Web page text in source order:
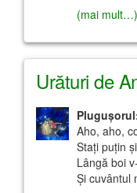
(mai mult…)
Urături de
Aho, aho,
Staţi puţin
Lângă boi
Şi cuvântul